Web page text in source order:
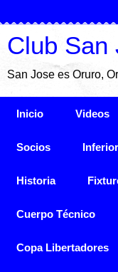
Club San
San Jose es Oruro,
Inicio Videos
Socios
Historia
Cuerpo Técnico
Copa Libertadores